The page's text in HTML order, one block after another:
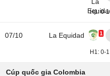
H1:0-1
07/10 La Equidad 1
H1: 0-1
Cúp quốc gia Colombia